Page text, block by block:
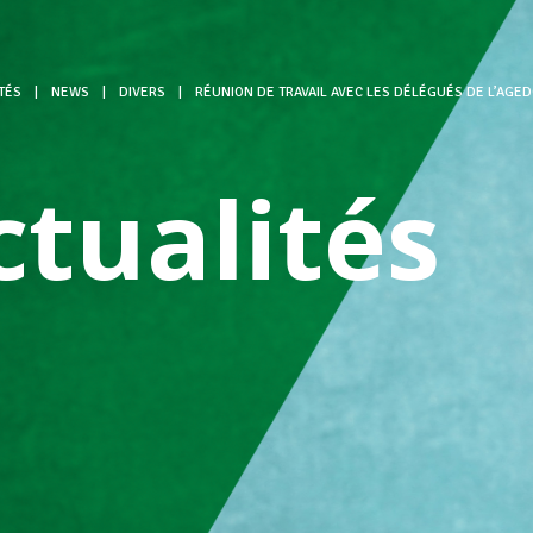
NEWS DIVERS RÉUNION DE TRAVAIL AVEC LES DÉLÉGUÉS DE